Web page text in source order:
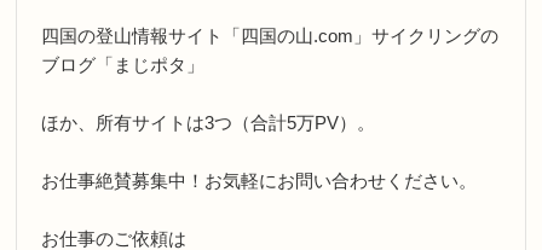
四国の登山情報サイト「四国の山.com」サイクリングの
ブログ「まじポタ」
ほか、所有サイトは3つ（合計5万PV）。
お仕事絶賛募集中！お気軽にお問い合わせください。
お仕事のご依頼は